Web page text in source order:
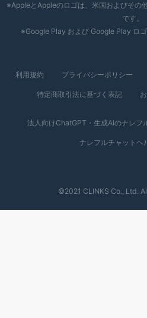
※AppleとAppleのロゴは、米国およびその
です。
※Google Play および Google Play ロ
利用規約 プライバシーポリシー
特定商取引法に基づく表記
法人向けChatGPT・生成AIのナレフ
ナレフルチャットヘ
©2021 CLINKS Co., Ltd.